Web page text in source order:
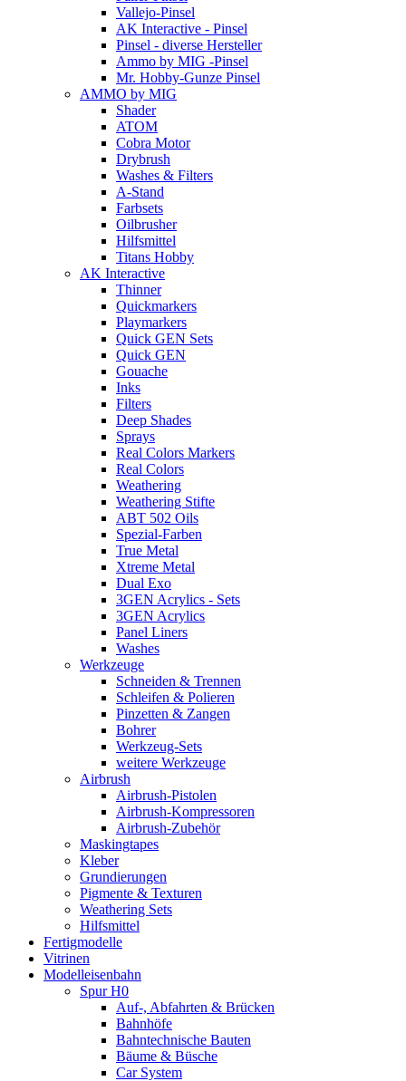
Vallejo-Pinsel
AK Interactive - Pinsel
Pinsel - diverse Hersteller
Ammo by MIG -Pinsel
Mr. Hobby-Gunze Pinsel
AMMO by MIG
Shader
ATOM
Cobra Motor
Drybrush
Washes & Filters
A-Stand
Farbsets
Oilbrusher
Hilfsmittel
Titans Hobby
AK Interactive
Thinner
Quickmarkers
Playmarkers
Quick GEN Sets
Quick GEN
Gouache
Inks
Filters
Deep Shades
Sprays
Real Colors Markers
Real Colors
Weathering
Weathering Stifte
ABT 502 Oils
Spezial-Farben
True Metal
Xtreme Metal
Dual Exo
3GEN Acrylics - Sets
3GEN Acrylics
Panel Liners
Washes
Werkzeuge
Schneiden & Trennen
Schleifen & Polieren
Pinzetten & Zangen
Bohrer
Werkzeug-Sets
weitere Werkzeuge
Airbrush
Airbrush-Pistolen
Airbrush-Kompressoren
Airbrush-Zubehör
Maskingtapes
Kleber
Grundierungen
Pigmente & Texturen
Weathering Sets
Hilfsmittel
Fertigmodelle
Vitrinen
Modelleisenbahn
Spur H0
Auf-, Abfahrten & Brücken
Bahnhöfe
Bahntechnische Bauten
Bäume & Büsche
Car System